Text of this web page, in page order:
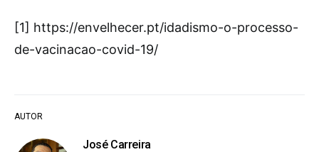
AUTOR
José Carreira
[1] https://envelhecer.pt/idadismo-o-processo-
de-vacinacao-covid-19/